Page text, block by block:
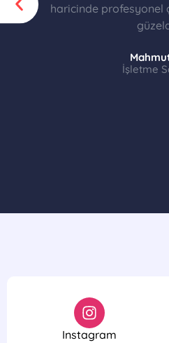
haricinde profesyonel
İşletme
Instagram